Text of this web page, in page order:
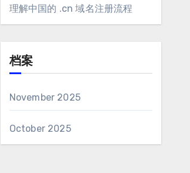
理解中国的 .cn 域名注册流程
档案
November 2025
October 2025